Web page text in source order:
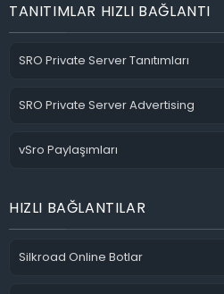
TANITIMLAR HIZLI BAĞLANTI
SRO Private Server Tanıtımları
SRO Private Server Advertising
vSro Paylaşımları
HIZLI BAĞLANTILAR
Silkroad Online Botlar